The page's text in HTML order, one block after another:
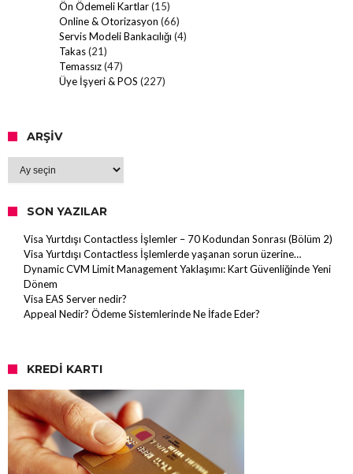
Ön Ödemeli Kartlar(15)
Online & Otorizasyon (66)
Servis Modeli Bankacılığı (4)
Takas(21)
Temassız(47)
Üye İşyeri & POS (227)
ARŞIV
Arşiv
SON YAZILAR
Visa Yurtdışı Contactless İşlemler – 70 Kodundan Sonrası (Bölüm 2)
Visa Yurtdışı Contactless İşlemlerde yaşanan sorun üzerine…
Dynamic CVM Limit Management Yaklaşımı: Kart Güvenliğinde Yeni
Dönem
Visa EAS Server nedir?
Appeal Nedir? Ödeme Sistemlerinde Ne İfade Eder?
KREDI KARTI